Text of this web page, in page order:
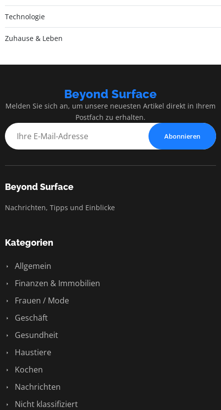
Technologie
Zuhause & Leben
Beyond Surface
Melden Sie sich an, um unsere neuesten Artikel direkt in Ihrem
Postfach zu erhalten.
Abonnieren
Beyond Surface
Nachrichten, Tipps und Einblicke
Kategorien
Allgemein
Finanzen & Immobilien
Frauen / Mode
Geschäft
Gesundheit
Haustiere
Kochen
Nachrichten
Nicht klassifiziert